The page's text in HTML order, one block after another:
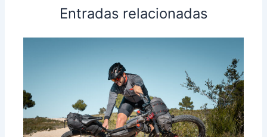
Entradas relacionadas